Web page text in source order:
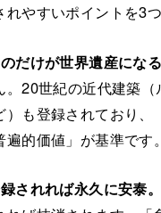
やすいポイントを3つ
だけが世界遺産になる
。20世紀の近代建築
）も登録されており、
的価値」が基準です。
されれば永久に安泰。